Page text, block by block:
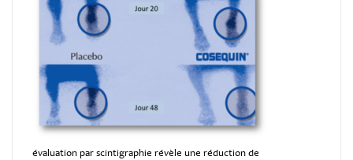
évaluation par scintigraphie révèle une réduction de